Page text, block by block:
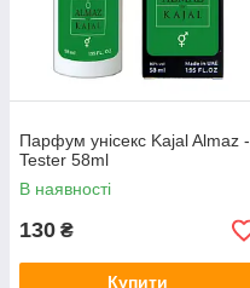
Парфум унісекс Kajal Almaz -
Tester 58ml
В наявності
130 ₴
Купити